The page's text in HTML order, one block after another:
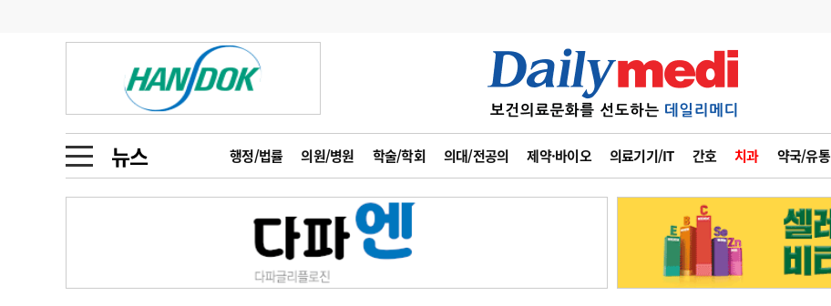
뉴스 행정/법률 의원/병원 학술/학회 의대/전공의 제약·바이오 의료기기/IT 간호 치과 약국/유통
금주의 검색어
1
의사인력 수급 추계
2
성분명 처방
3
AI의료
4
전공의 모집 결과
6
관리급여 실시
지필공 지원책
수련환경 개선
의과대학 입시
인사 사고
오피니언 수첩
인물 초대석 피플
동영상뉴스
포토뉴스
메디 Hospital 지역병원 중소병원
2026년 하반기 인턴 모집
~2026-08-31
마취통증의학과 임기제 임상의사 채용
채용시까지